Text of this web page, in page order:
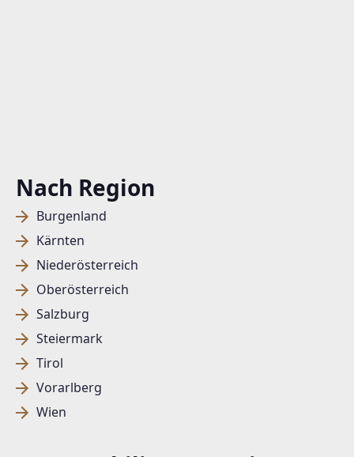
Nach Region
Burgenland
Kärnten
Niederösterreich
Oberösterreich
Salzburg
Steiermark
Tirol
Vorarlberg
Wien